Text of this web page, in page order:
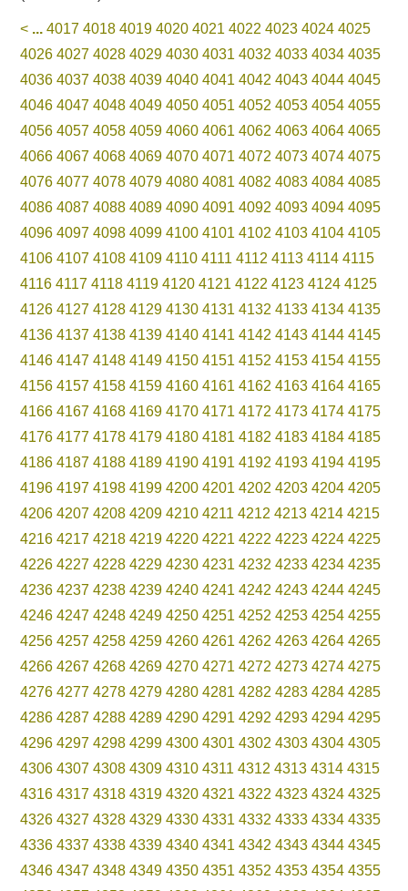
< ... 4017 4018 4019 4020 4021 4022 4023 4024 4025
4026 4027 4028 4029 4030 4031 4032 4033 4034 4035
4036 4037 4038 4039 4040 4041 4042 4043 4044 4045
4046 4047 4048 4049 4050 4051 4052 4053 4054 4055
4056 4057 4058 4059 4060 4061 4062 4063 4064 4065
4066 4067 4068 4069 4070 4071 4072 4073 4074 4075
4076 4077 4078 4079 4080 4081 4082 4083 4084 4085
4086 4087 4088 4089 4090 4091 4092 4093 4094 4095
4096 4097 4098 4099 4100 4101 4102 4103 4104 4105
4106 4107 4108 4109 4110 4111 4112 4113 4114 4115
4116 4117 4118 4119 4120 4121 4122 4123 4124 4125
4126 4127 4128 4129 4130 4131 4132 4133 4134 4135
4136 4137 4138 4139 4140 4141 4142 4143 4144 4145
4146 4147 4148 4149 4150 4151 4152 4153 4154 4155
4156 4157 4158 4159 4160 4161 4162 4163 4164 4165
4166 4167 4168 4169 4170 4171 4172 4173 4174 4175
4176 4177 4178 4179 4180 4181 4182 4183 4184 4185
4186 4187 4188 4189 4190 4191 4192 4193 4194 4195
4196 4197 4198 4199 4200 4201 4202 4203 4204 4205
4206 4207 4208 4209 4210 4211 4212 4213 4214 4215
4216 4217 4218 4219 4220 4221 4222 4223 4224 4225
4226 4227 4228 4229 4230 4231 4232 4233 4234 4235
4236 4237 4238 4239 4240 4241 4242 4243 4244 4245
4246 4247 4248 4249 4250 4251 4252 4253 4254 4255
4256 4257 4258 4259 4260 4261 4262 4263 4264 4265
4266 4267 4268 4269 4270 4271 4272 4273 4274 4275
4276 4277 4278 4279 4280 4281 4282 4283 4284 4285
4286 4287 4288 4289 4290 4291 4292 4293 4294 4295
4296 4297 4298 4299 4300 4301 4302 4303 4304 4305
4306 4307 4308 4309 4310 4311 4312 4313 4314 4315
4316 4317 4318 4319 4320 4321 4322 4323 4324 4325
4326 4327 4328 4329 4330 4331 4332 4333 4334 4335
4336 4337 4338 4339 4340 4341 4342 4343 4344 4345
4346 4347 4348 4349 4350 4351 4352 4353 4354 4355